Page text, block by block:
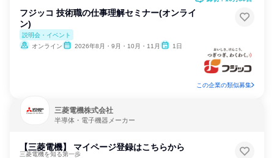
フジッコ 技術職の仕事理解セミナー(オンライ
ン)
説明会・イベント
オンライン
2026年8月・9月・10月・11月 1日
この企業の類似募集
三菱電機株式会社
半導体・電子機器メーカー
【三菱電機】 マイページ登録はこちらから
三菱電機を知る第一歩